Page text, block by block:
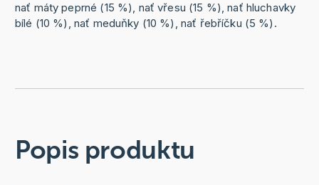
nať máty peprné (15 %), nať vřesu (15 %), nať hluchavky
bílé (10 %), nať meduňky (10 %), nať řebříčku (5 %).
Popis produktu